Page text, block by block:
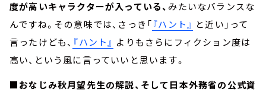
度が高いキャラクターが入っている、 みたいなバランスな
んですね。その意味では、さっき「『ハント』 と近い」って
言ったけども、 『ハント』 よりもさらにフィクション度は
高い、という風に言っていいと思います。
■おなじみ秋月望先生の解説、そして日本外務省の公式資